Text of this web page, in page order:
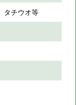
タチウオ等